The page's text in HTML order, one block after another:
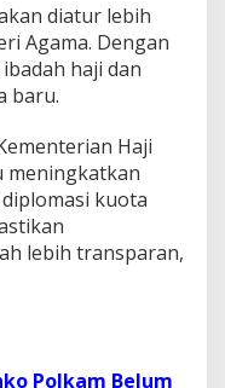
diatur lebih
Agama. Dengan
haji dan
baru.
Haji
meningkatkan
kuota
lebih transparan,
Polkam Belum